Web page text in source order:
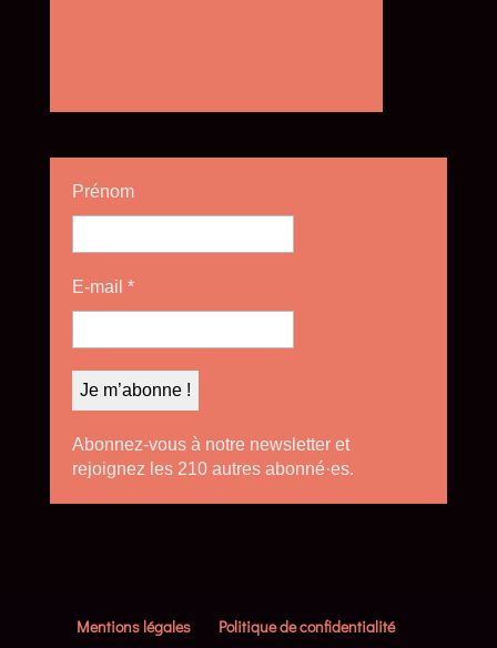
Prénom
E-mail *
Abonnez-vous à notre newsletter et
rejoignez les 210 autres abonné·es.
Mentions légales Politique de confidentialité